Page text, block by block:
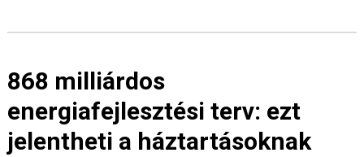
868 milliárdos
energiafejlesztési terv: ezt
jelentheti a háztartásoknak